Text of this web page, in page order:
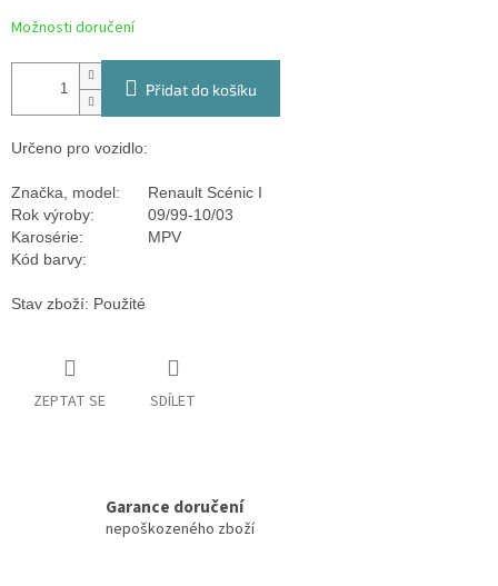
Možnosti doručení
Přidat do košíku
Určeno pro vozidlo:
Značka, model:
Renault Scénic I
Rok výroby:
09/99-10/03
Karosérie:
MPV
Kód barvy:
Stav zboží: Použité
ZEPTAT SE SDÍLET
Garance doručení
nepoškozeného zboží